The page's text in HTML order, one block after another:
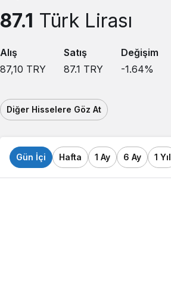
87.1 Türk Lirası
Alış
87,10 TRY
Satış
87.1 TRY
Değişim
-1.64%
Diğer Hisselere Göz At
Gün İçi Hafta 1 Ay 6 Ay 1 Yıl